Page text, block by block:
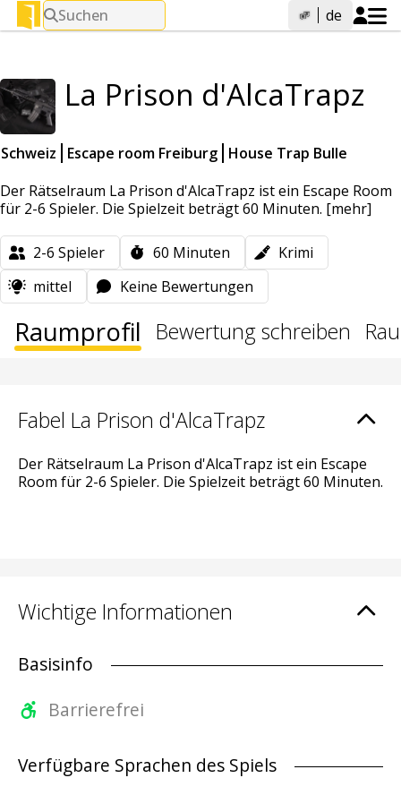
Suchen de
La Prison d'AlcaTrapz
Schweiz Escape room Freiburg House Trap Bulle
Der Rätselraum La Prison d'AlcaTrapz ist ein Escape Room
für 2-6 Spieler. Die Spielzeit beträgt 60 Minuten. [mehr]
2-6 Spieler 60 Minuten
Krimi
mittel
Keine Bewertungen
Raumprofil Bewertung schreiben
Fabel La Prison d'AlcaTrapz
Der Rätselraum La Prison d'AlcaTrapz ist ein Escape
Room für 2-6 Spieler. Die Spielzeit beträgt 60 Minuten.
Wichtige Informationen
Basisinfo
Barrierefrei
Verfügbare Sprachen des Spiels